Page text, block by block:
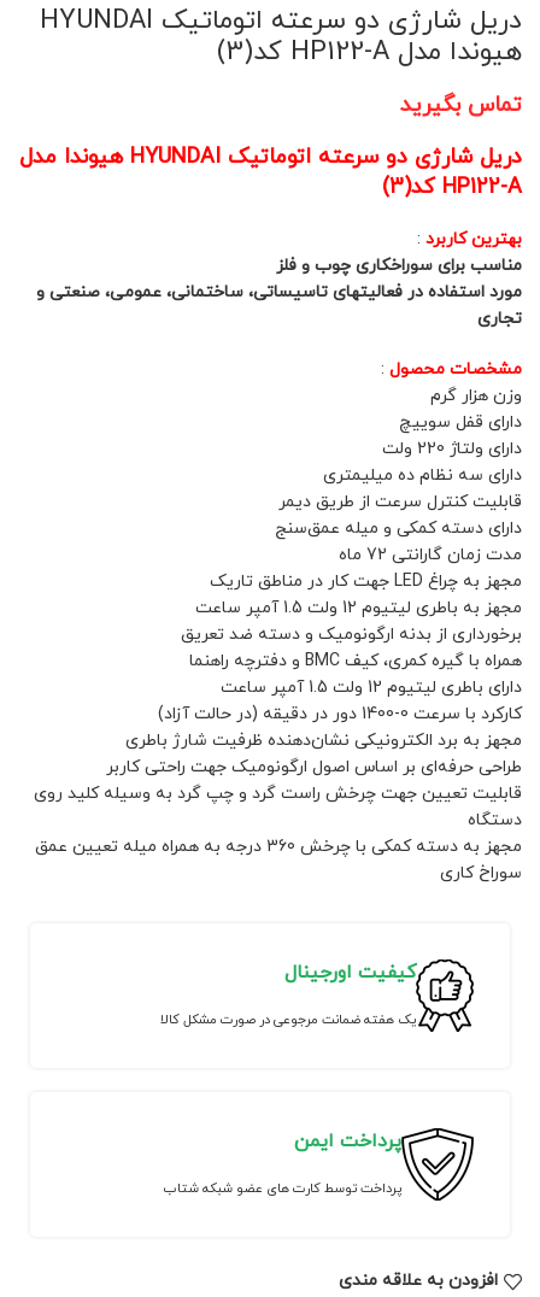
دریل شارژی دو سرعته اتوماتیک HYUNDAI
هیوندا مدل HP122-A کد(3)
تماس بگیرید
دریل شارژی دو سرعته اتوماتیک HYUNDAI هیوندا مدل
HP122-A کد(3)
بهترین کاربرد :
مناسب برای سوراخکاری چوب و فلز
مورد استفاده در فعالیتهای تاسیساتی، ساختمانی، عمومی، صنعتی و
تجاری
مشخصات محصول :
وزن هزار گرم
دارای قفل سوییچ
دارای ولتاژ 220 ولت
دارای سه نظام ده میلیمتری
قابلیت کنترل سرعت از طریق دیمر
دارای دسته کمکی و میله عمق‌سنج
مدت زمان گارانتی 72 ماه
مجهز به چراغ LED جهت کار در مناطق تاریک
مجهز به باطری لیتیوم 12 ولت 1.5 آمپر ساعت
برخورداری از بدنه ارگونومیک و دسته ضد تعریق
همراه با گیره کمری، کیف BMC و دفترچه راهنما
دارای باطری لیتیوم 12 ولت 1.5 آمپر ساعت
کارکرد با سرعت 0-1400 دور در دقیقه (در حالت آزاد)
مجهز به برد الکترونیکی نشان‌دهنده ظرفیت شارژ باطری
طراحی حرفه‌ای بر اساس اصول ارگونومیک جهت راحتی کاربر
قابلیت تعیین جهت چرخش راست گرد و چپ گرد به وسیله کلید روی
دستگاه
مجهز به دسته کمکی با چرخش 360 درجه به همراه میله تعیین عمق
سوراخ کاری
کیفیت اورجینال
یک هفته ضمانت مرجوعی در صورت مشکل کالا
پرداخت ایمن
پرداخت توسط کارت های عضو شبکه شتاب
افزودن به علاقه مندی